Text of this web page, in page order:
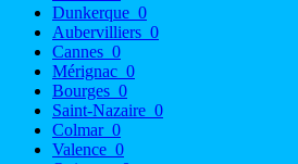
Dunkerque 0
Aubervilliers 0
Cannes 0
Mérignac 0
Bourges 0
Saint-Nazaire 0
Colmar 0
Valence 0